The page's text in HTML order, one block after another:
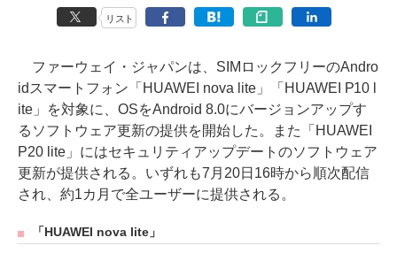
リスト
ファーウェイ・ジャパンは、SIMロックフリーのAndro
idスマートフォン「HUAWEI nova lite」「HUAWEI P10 l
ite」を対象に、OSをAndroid 8.0にバージョンアップす
るソフトウェア更新の提供を開始した。また「HUAWEI
P20 lite」にはセキュリティアップデートのソフトウェア
更新が提供される。いずれも7月20日16時から順次配信
され、約1カ月で全ユーザーに提供される。
「HUAWEI nova lite」